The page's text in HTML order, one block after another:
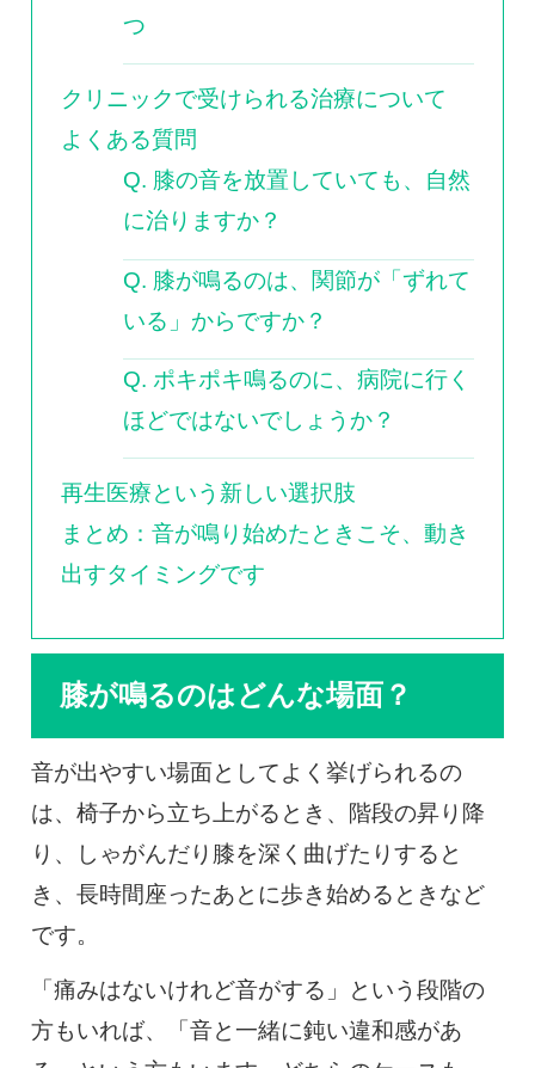
つ
クリニックで受けられる治療について
よくある質問
Q. 膝の音を放置していても、自然
に治りますか？
Q. 膝が鳴るのは、関節が「ずれて
いる」からですか？
Q. ポキポキ鳴るのに、病院に行く
ほどではないでしょうか？
再生医療という新しい選択肢
まとめ：音が鳴り始めたときこそ、動き
出すタイミングです
膝が鳴るのはどんな場面？
音が出やすい場面としてよく挙げられるの
は、椅子から立ち上がるとき、階段の昇り降
り、しゃがんだり膝を深く曲げたりすると
き、長時間座ったあとに歩き始めるときなど
です。
「痛みはないけれど音がする」という段階の
方もいれば、「音と一緒に鈍い違和感があ